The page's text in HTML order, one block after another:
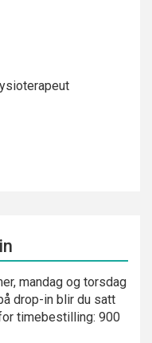
mandag og torsdag
drop-in blir du satt
timebestilling: 900